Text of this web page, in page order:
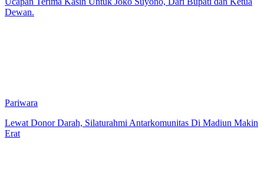
Dewan.
Pariwara
Lewat Donor Darah, Silaturahmi Antarkomunitas Di Madiun Makin
Erat